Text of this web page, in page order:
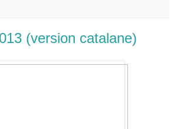
(version catalane)